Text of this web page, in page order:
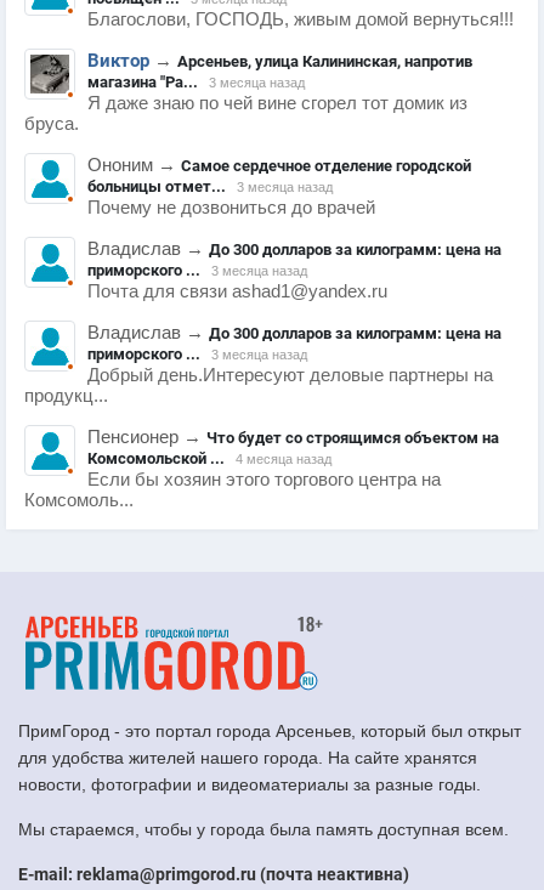
Благослови, ГОСПОДЬ, живым домой вернуться!!!
Виктор → Арсеньев, улица Калининская, напротив
магазина "Ра...
3 месяца назад
Я даже знаю по чей вине сгорел тот домик из
бруса.
Ононим → Самое сердечное отделение городской
больницы отмет...
3 месяца назад
Почему не дозвониться до врачей
Владислав → До 300 долларов за килограмм: цена на
приморского ...
3 месяца назад
Почта для связи ashad1@yandex.ru
Владислав → До 300 долларов за килограмм: цена на
приморского ...
3 месяца назад
Добрый день.Интересуют деловые партнеры на
продукц...
Пенсионер → Что будет со строящимся объектом на
Комсомольской ...
4 месяца назад
Если бы хозяин этого торгового центра на
Комсомоль...
ПримГород - это портал города Арсеньев, который был открыт
для удобства жителей нашего города. На сайте хранятся
новости, фотографии и видеоматериалы за разные годы.
Мы стараемся, чтобы у города была память доступная всем.
E-mail: reklama@primgorod.ru (почта неактивна)